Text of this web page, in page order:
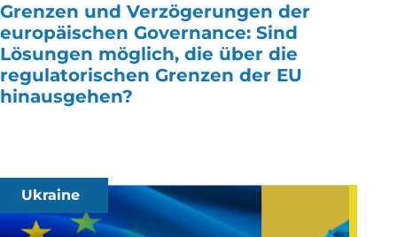
Grenzen und Verzögerungen der
europäischen Governance: Sind
Lösungen möglich, die über die
regulatorischen Grenzen der EU
hinausgehen?
Ukraine